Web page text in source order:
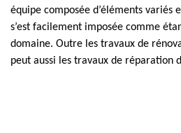
équipe composée d’éléments variés
s’est facilement imposée comme
domaine. Outre les travaux de
peut aussi les travaux de réparation